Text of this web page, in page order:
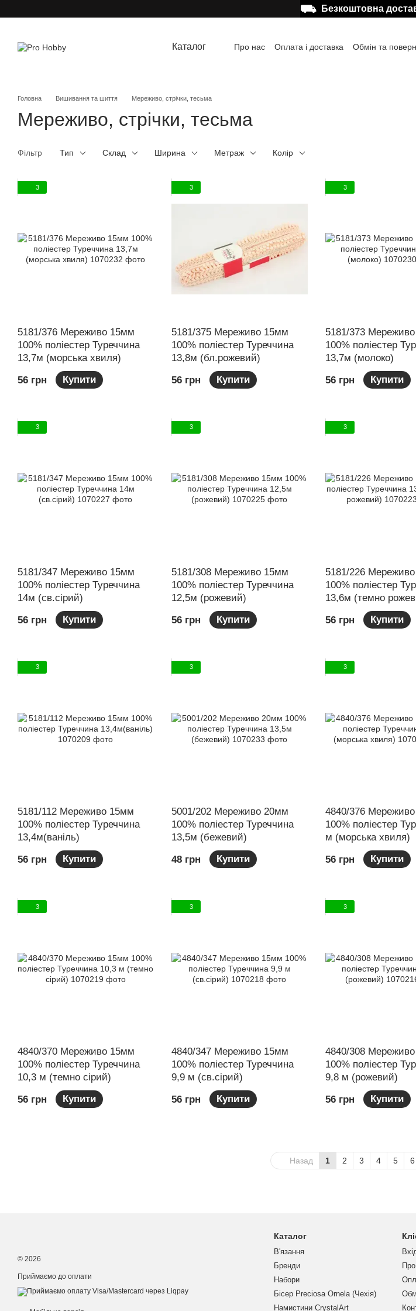
⛟ Безкоштовна
Каталог Про нас Оплата і доставка Обмін та
Головна Вишивання та шиття Мереживо, стрічки, тесьма
Мереживо, стрічки, тесьма
Фільтр Тип Склад Ширина Метраж Колір
3
5181/376 Мереживо 15мм
100% поліестер Туреччина
13,7м (морська хвиля)
56 грн
Купити
3
5181/375 Мереживо 15мм
100% поліестер Туреччина
13,8м (бл.рожевий)
56 грн
Купити
3
5181/373
100% поліестер
13,7м (молоко)
56 грн
Купити
3
5181/347 Мереживо 15мм
100% поліестер Туреччина
14м (св.сірий)
56 грн
Купити
3
5181/308 Мереживо 15мм
100% поліестер Туреччина
12,5м (рожевий)
56 грн
Купити
3
5181/226
100% поліестер
13,6м (темно
56 грн
Купити
3
5181/112 Мереживо 15мм
100% поліестер Туреччина
13,4м(ваніль)
56 грн
Купити
3
5001/202 Мереживо 20мм
100% поліестер Туреччина
13,5м (бежевий)
48 грн
Купити
3
4840/376
100% поліестер
м (морська хвиля)
56 грн
Купити
3
4840/370 Мереживо 15мм
100% поліестер Туреччина
10,3 м (темно сірий)
56 грн
Купити
3
4840/347 Мереживо 15мм
100% поліестер Туреччина
9,9 м (св.сірий)
56 грн
Купити
3
4840/308
100% поліестер
9,8 м (рожевий)
56 грн
Купити
Назад 1 2 3 4 5 6
© 2026
Приймаємо до оплати
Каталог
В'язання
Бренди
Набори
Бісер Preciosa Ornela (Чехія)
Намистини CrystalArt